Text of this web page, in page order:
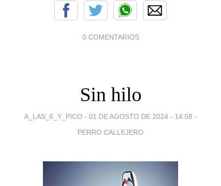
0 COMENTARIOS
Sin hilo
A_LAS_6_Y_PICO - 01 DE AGOSTO DE 2024 - 14:58 -
PERRO CALLEJERO